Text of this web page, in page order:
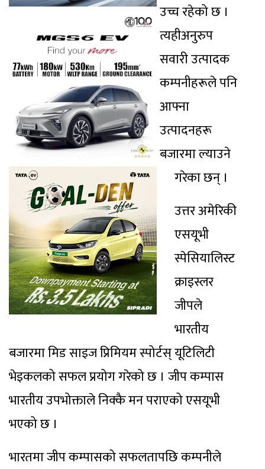
उच्च रहेको छ ।
त्यहीअनुरुप
सवारी उत्पादक
कम्पनीहरूले पनि
आफ्ना
उत्पादनहरू
बजारमा ल्याउने
गरेका छन् ।
उत्तर अमेरिकी
एसयूभी
स्पेसियालिस्ट
क्राइस्लर
जीपले
भारतीय
बजारमा मिड साइज प्रिमियम स्पोर्टस् यूटिलिटी
भेइकलको सफल प्रयोग गरेको छ । जीप कम्पास
भारतीय उपभोक्ताले निक्कै मन पराएको एसयूभी
भएको छ ।
भारतमा जीप कम्पासको सफलतापछि कम्पनीले